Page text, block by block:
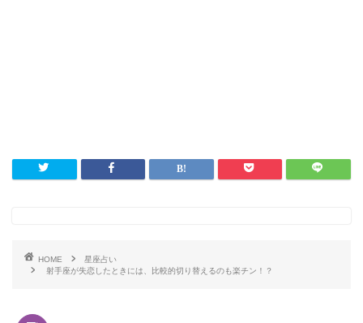
HOME
星座占い
射手座が失恋したときには、比較的切り替えるのも楽チン！？